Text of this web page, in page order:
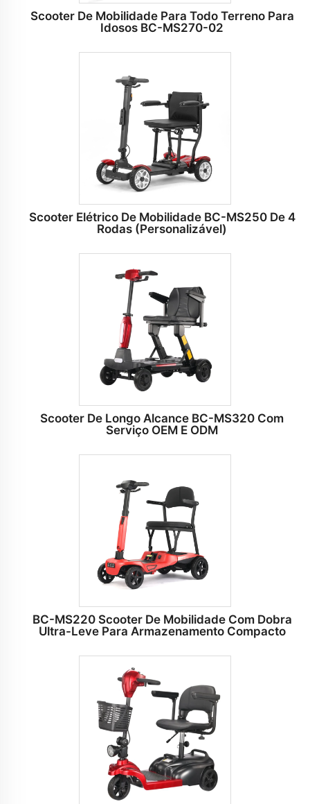
Scooter De Mobilidade Para Todo Terreno Para
Idosos BC-MS270-02
Scooter Elétrico De Mobilidade BC-MS250 De 4
Rodas (Personalizável)
Scooter De Longo Alcance BC-MS320 Com
Serviço OEM E ODM
BC-MS220 Scooter De Mobilidade Com Dobra
Ultra-Leve Para Armazenamento Compacto